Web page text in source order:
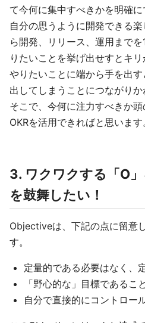
て今何に集中すべきかを明確
自分の思うように開発できる
ら開発、リリース、運用まで
りたいことを挙げ出せすとキリ
やりたいことに端から手を出
出してしまうことにつながりか
そこで、今何に注力すべきか頭
OKRを活用できればと思います
3. ワクワクする「O
を鼓舞したい！
Objectiveは、下記の点に留意
す。
定量的である必要はなく、
「野心的な」目標であること
自分で直接的にコントロー